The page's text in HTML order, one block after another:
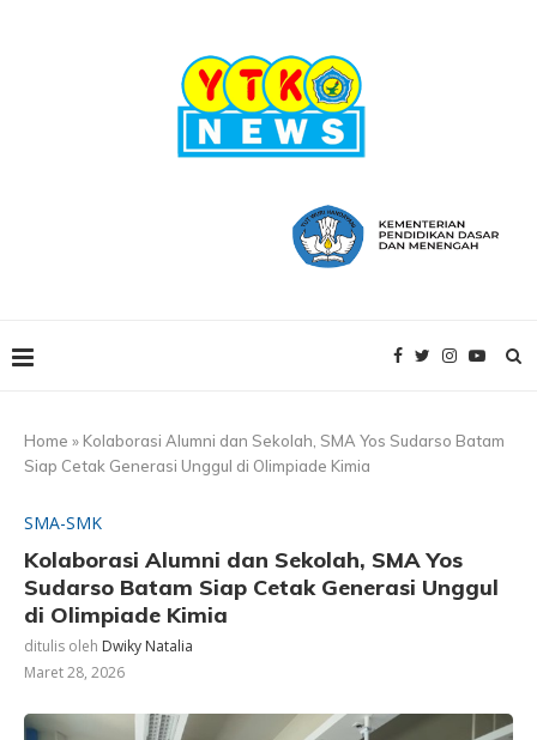
Home » Kolaborasi Alumni dan Sekolah, SMA Yos Sudarso Batam
Siap Cetak Generasi Unggul di Olimpiade Kimia
SMA-SMK
Kolaborasi Alumni dan Sekolah, SMA Yos
Sudarso Batam Siap Cetak Generasi Unggul
di Olimpiade Kimia
ditulis oleh Dwiky Natalia
Maret 28, 2026